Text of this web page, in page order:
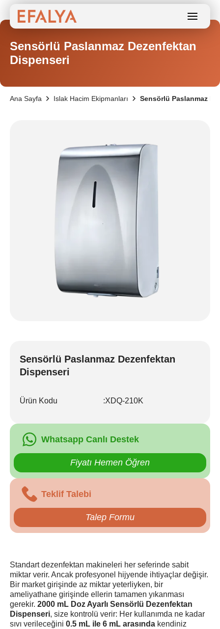
Sensörlü Paslanmaz Dezenfektan
Dispenseri
Ana Sayfa Islak Hacim Ekipmanları Sensörlü Paslanmaz
Sensörlü Paslanmaz Dezenfektan
Dispenseri
Ürün Kodu :XDQ-210K
Whatsapp Canlı Destek
Fiyatı Hemen Öğren
Teklif Talebi
Talep Formu
Standart dezenfektan makineleri her seferinde sabit
miktar verir. Ancak profesyonel hijyende ihtiyaçlar değişir.
Bir market girişinde az miktar yeterliyken, bir
ameliyathane girişinde ellerin tamamen yıkanması
gerekir. 2000 mL Doz Ayarlı Sensörlü Dezenfektan
Dispenseri, size kontrolü verir: Her kullanımda ne kadar
sıvı verileceğini 0.5 mL ile 6 mL arasında kendiniz